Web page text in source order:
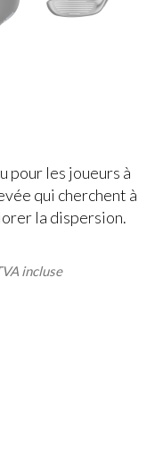
pour les joueurs à
qui cherchent à
la dispersion.
incluse